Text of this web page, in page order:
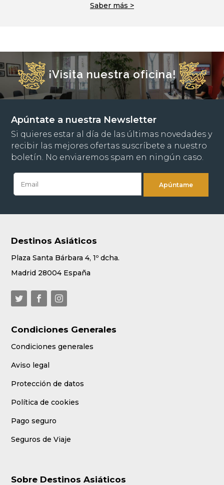
Saber más >
¡Visita nuestra oficina!
Apúntate a nuestra Newsletter
Si quieres estar al día de las últimas novedades y
recibir las mejores ofertas suscríbete a nuestro
boletín. No enviaremos spam en ningún caso.
Destinos Asiáticos
Plaza Santa Bárbara 4, 1º dcha.
Madrid 28004 España
Condiciones Generales
Condiciones generales
Aviso legal
Protección de datos
Política de cookies
Pago seguro
Seguros de Viaje
Sobre Destinos Asiáticos